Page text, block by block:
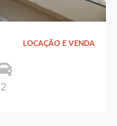
LOCAÇÃO E VENDA
2